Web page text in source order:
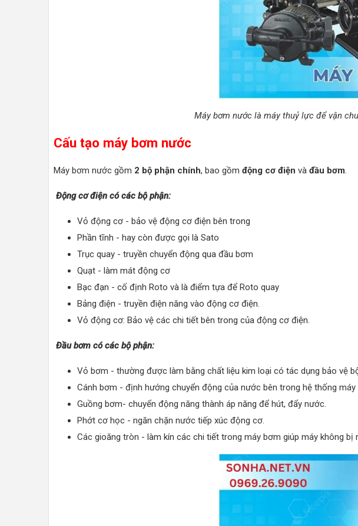
Máy bơm nước là máy thuỷ lực để vận
Cấu tạo máy bơm nước
Máy bơm nước gồm 2 bộ phận chính, bao gồm động cơ điện và đầu bơm
Động cơ điện có các bộ phận:
Vỏ động cơ - bảo vệ động cơ điện bên trong
Phần tĩnh - hay còn được gọi là Sato
Trục quay - truyền chuyển động qua đầu bơm
Quạt - làm mát động cơ
Bạc đạn - cố định Roto và là điểm tựa để Roto quay
Bảng điện - truyền điện năng vào động cơ điện.
Vỏ động cơ: Bảo vệ các chi tiết bên trong của động cơ điện.
Đầu bơm có các bộ phận:
Vỏ bơm - thường được làm bằng chất liệu kim loại có tác dụng bảo vệ
Cánh bơm - định hướng chuyển động của nước bên trong hệ thống máy
Guồng bơm- chuyển động năng thành áp năng để hút, đẩy nước.
Phớt cơ học - ngăn chặn nước tiếp xúc động cơ.
Các gioăng tròn - làm kín các chi tiết trong máy bơm giúp máy không bị